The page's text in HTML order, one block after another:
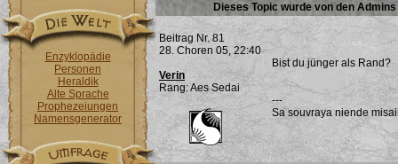
Enzyklopädie
Personen
Heraldik
Alte Sprache
Prophezeiungen
Namensgenerator
Dieses Topic wurde von den
Beitrag Nr. 81
28. Choren 05, 22:40
Verin
Rang: Aes Sedai
Bist du jünger als Rand?
---
Sa souvraya niende